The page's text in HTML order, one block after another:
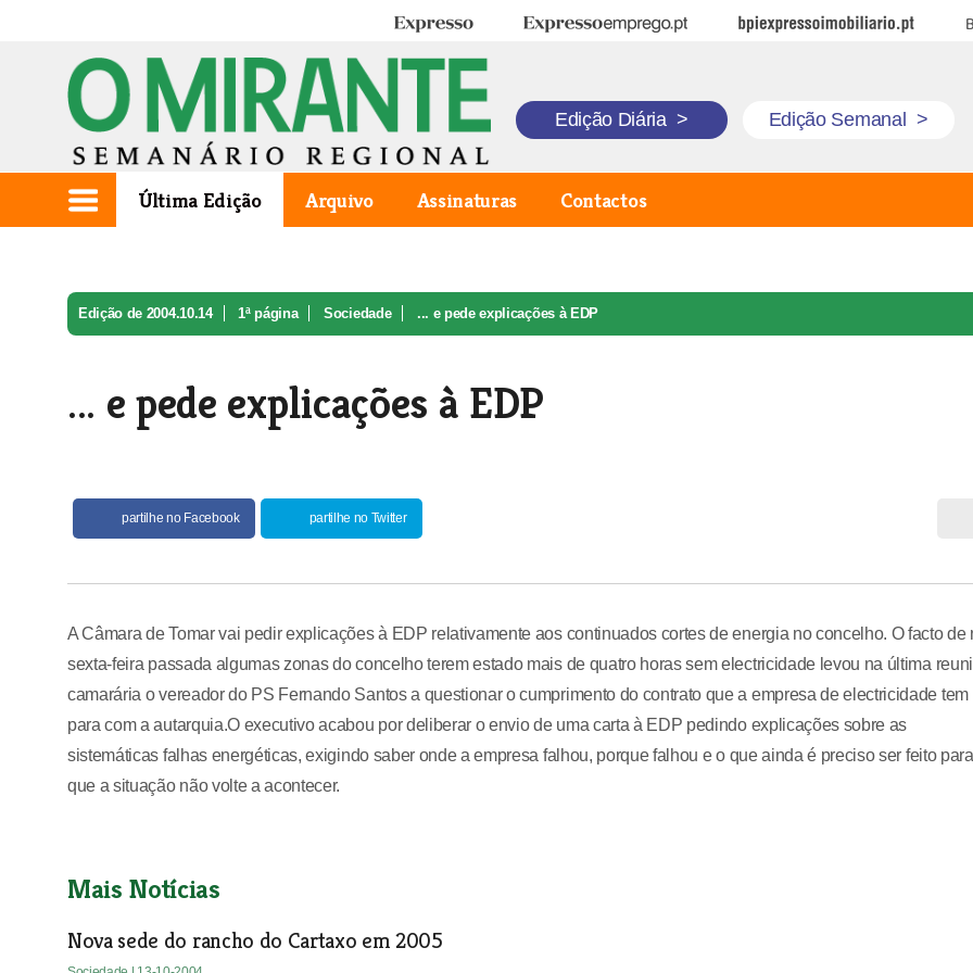
Expresso Expresso Emprego BPI Expresso Imobiliário
Edição Diária > Edição Semanal >
Última Edição Arquivo Assinaturas Contactos
Edição de 2004.10.14 1ª página Sociedade ... e pede explicações à EDP
... e pede explicações à EDP
partilhe no Facebook partilhe no Twitter
A Câmara de Tomar vai pedir explicações à EDP relativamente aos continuados cortes de energia no concelho. O facto de
sexta-feira passada algumas zonas do concelho terem estado mais de quatro horas sem electricidade levou na última
camarária o vereador do PS Fernando Santos a questionar o cumprimento do contrato que a empresa de electricidade tem
para com a autarquia.O executivo acabou por deliberar o envio de uma carta à EDP pedindo explicações sobre as
sistemáticas falhas energéticas, exigindo saber onde a empresa falhou, porque falhou e o que ainda é preciso ser feito para
que a situação não volte a acontecer.
Mais Notícias
Nova sede do rancho do Cartaxo em 2005